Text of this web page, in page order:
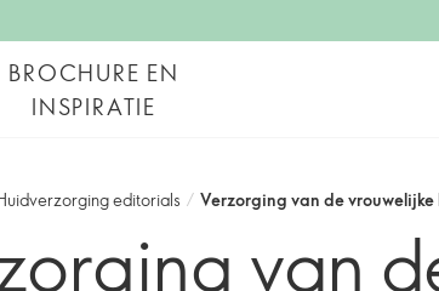
BROCHURE EN
INSPIRATIE
editorials / Verzorging van de
van